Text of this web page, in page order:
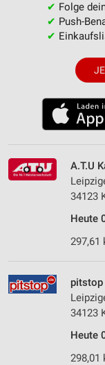
✔ Folge
✔ Push-
✔
A.T.U
34123
Heute
297,61
pitstop
34123
Heute
298,01